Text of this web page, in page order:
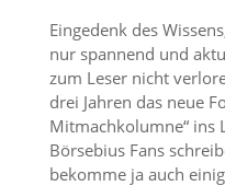
Eingedenk des
nur spannend und
zum Leser nicht
drei Jahren das neue
Mitmachkolumne“ ins
Börsebius Fans
bekomme ja auch